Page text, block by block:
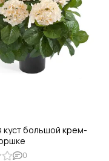
куст большой крем-
0